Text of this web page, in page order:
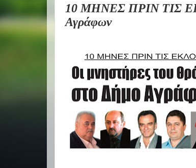
10 ΜΗΝΕΣ ΠΡΙΝ ΤΙΣ
Αγράφων